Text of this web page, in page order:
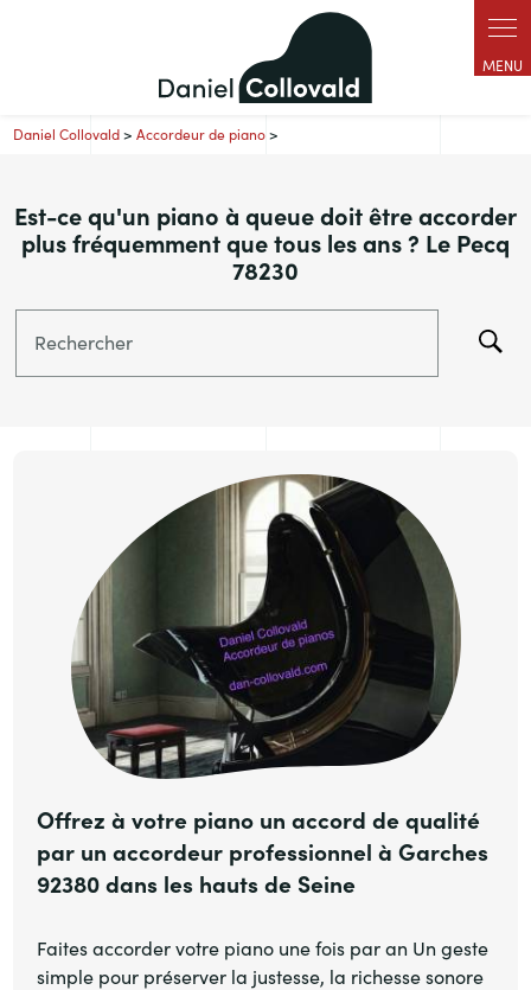
Daniel Collovald>Accordeur de piano>
Est-ce qu'un piano à queue doit être accorder
plus fréquemment que tous les ans ? Le Pecq
78230
Rechercher
Offrez à votre piano un accord de qualité
par un accordeur professionnel à Garches
92380 dans les hauts de Seine
Faites accorder votre piano une fois par an Un geste
simple pour préserver la justesse, la richesse sonore